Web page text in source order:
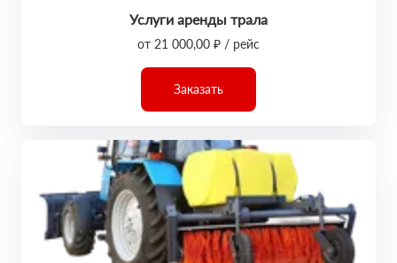
Услуги аренды трала
от 21 000,00 ₽ / рейс
Заказать